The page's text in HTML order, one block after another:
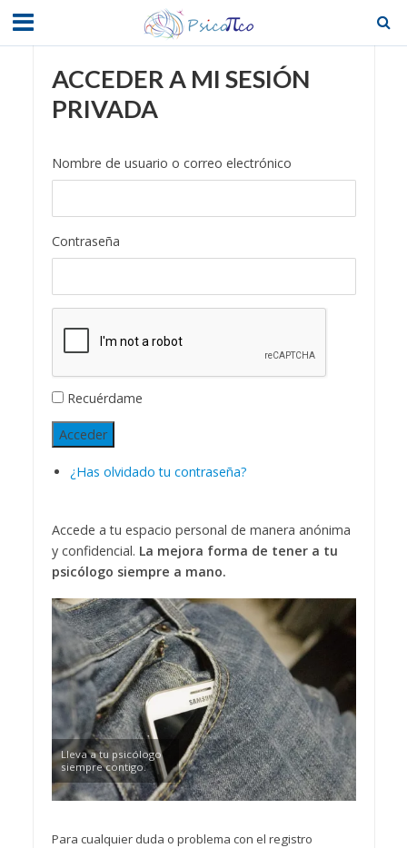
ACCEDER A MI SESIÓN
PRIVADA
Nombre de usuario o correo electrónico
Contraseña
Recuérdame
Acceder
¿Has olvidado tu contraseña?
Accede a tu espacio personal de manera anónima
y confidencial. La mejora forma de tener a tu
psicólogo siempre a mano.
Lleva a tu psicólogo
siempre contigo.
Para cualquier duda o problema con el registro